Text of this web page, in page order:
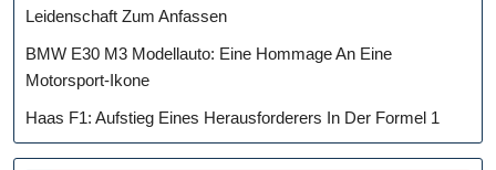
Leidenschaft Zum Anfassen
BMW E30 M3 Modellauto: Eine Hommage An Eine
Motorsport-Ikone
Haas F1: Aufstieg Eines Herausforderers In Der Formel 1